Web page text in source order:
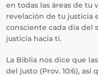
en todas las áreas de tu
revelación de tu justicia
consciente cada día del
justicia hacia ti.
La Biblia nos dice que
del justo (Prov. 10:6), así